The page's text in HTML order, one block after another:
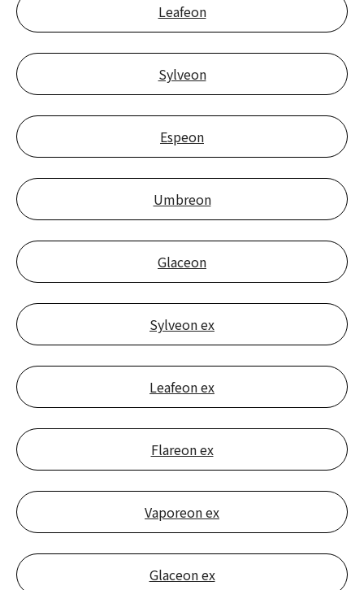
Leafeon
Sylveon
Espeon
Umbreon
Glaceon
Sylveon ex
Leafeon ex
Flareon ex
Vaporeon ex
Glaceon ex